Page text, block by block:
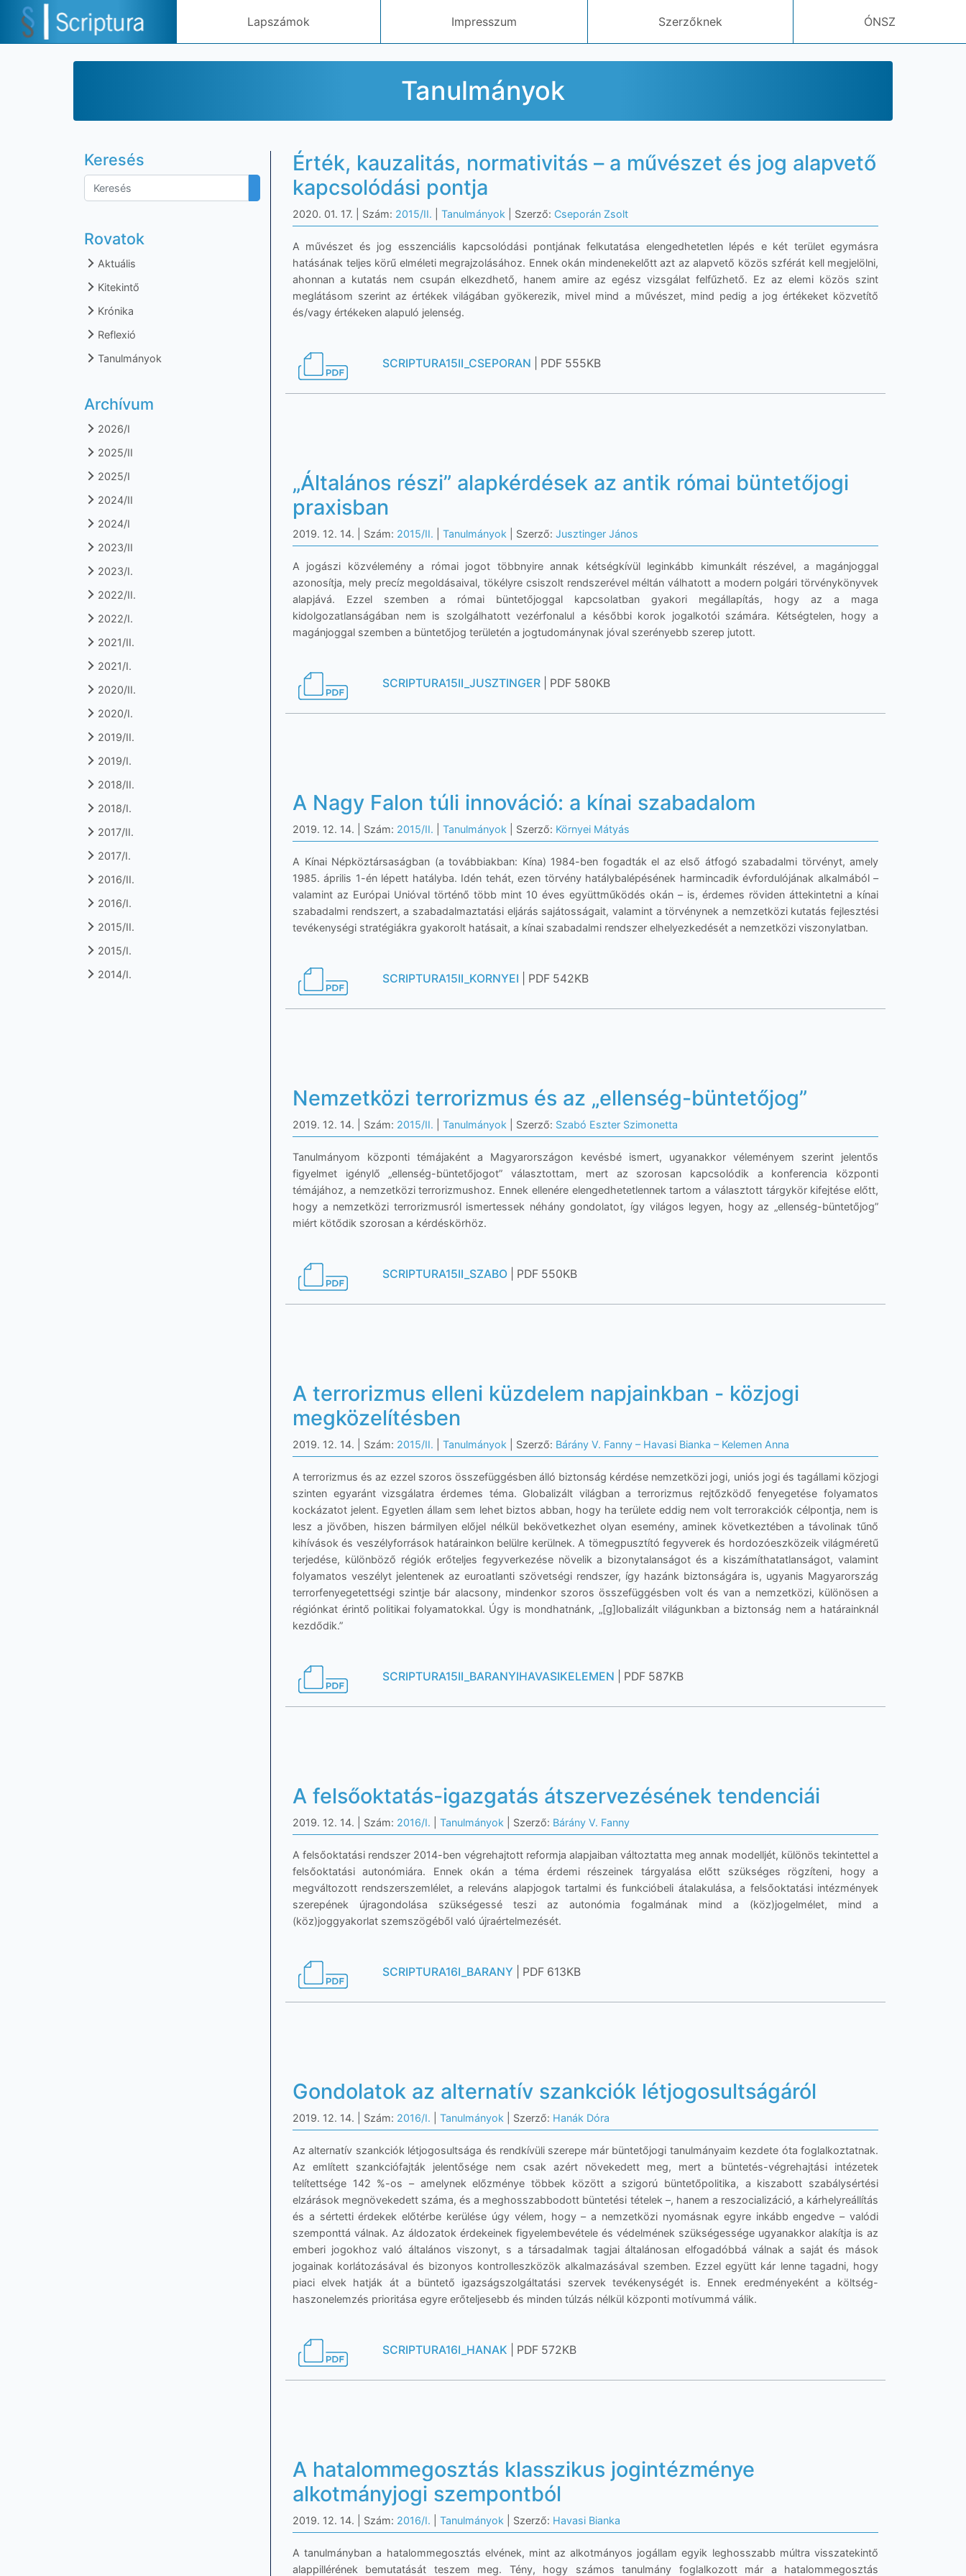
Lapszámok Impresszum Szerzőknek ÓNSZ
Tanulmányok
Keresés
Rovatok
Aktuális
Kitekintő
Krónika
Reflexió
Tanulmányok
Archívum
2026/I
2025/II
2025/I
2024/II
2024/I
2023/II
2023/I.
2022/II.
2022/I.
2021/II.
2021/I.
2020/II.
2020/I.
2019/II.
2019/I.
2018/II.
2018/I.
2017/II.
2017/I.
2016/II.
2016/I.
2015/II.
2015/I.
2014/I.
Érték, kauzalitás, normativitás – a művészet és jog alapvető
kapcsolódási pontja
2020. 01. 17. | Szám: 2015/II. Tanulmányok | Szerző: Cseporán Zsolt
A művészet és jog esszenciális kapcsolódási pontjának felkutatása elengedhetetlen lépés e két terület egymásra
hatásának teljes körű elméleti megrajzolásához. Ennek okán mindenekelőtt azt az alapvető közös szférát kell megjelölni,
ahonnan a kutatás nem csupán elkezdhető, hanem amire az egész vizsgálat felfűzhető. Ez az elemi közös szint
meglátásom szerint az értékek világában gyökerezik, mivel mind a művészet, mind pedig a jog értékeket közvetítő
és/vagy értékeken alapuló jelenség.
SCRIPTURA15II_CSEPORAN | PDF 555KB
„Általános részi” alapkérdések az antik római büntetőjogi
praxisban
2019. 12. 14. | Szám: 2015/II. Tanulmányok | Szerző: Jusztinger János
A jogászi közvélemény a római jogot többnyire annak kétségkívül leginkább kimunkált részével, a magánjoggal
azonosítja, mely precíz megoldásaival, tökélyre csiszolt rendszerével méltán válhatott a modern polgári törvénykönyvek
alapjává. Ezzel szemben a római büntetőjoggal kapcsolatban gyakori megállapítás, hogy az a maga
kidolgozatlanságában nem is szolgálhatott vezérfonalul a későbbi korok jogalkotói számára. Kétségtelen, hogy a
magánjoggal szemben a büntetőjog területén a jogtudománynak jóval szerényebb szerep jutott.
SCRIPTURA15II_JUSZTINGER | PDF 580KB
A Nagy Falon túli innováció: a kínai szabadalom
2019. 12. 14. | Szám: 2015/II. Tanulmányok | Szerző: Környei Mátyás
A Kínai Népköztársaságban (a továbbiakban: Kína) 1984-ben fogadták el az első átfogó szabadalmi törvényt, amely
1985. április 1-én lépett hatályba. Idén tehát, ezen törvény hatálybalépésének harmincadik évfordulójának alkalmából –
valamint az Európai Unióval történő több mint 10 éves együttműködés okán – is, érdemes röviden áttekintetni a kínai
szabadalmi rendszert, a szabadalmaztatási eljárás sajátosságait, valamint a törvénynek a nemzetközi kutatás fejlesztési
tevékenységi stratégiákra gyakorolt hatásait, a kínai szabadalmi rendszer elhelyezkedését a nemzetközi viszonylatban.
SCRIPTURA15II_KORNYEI | PDF 542KB
Nemzetközi terrorizmus és az „ellenség-büntetőjog”
2019. 12. 14. | Szám: 2015/II. Tanulmányok | Szerző: Szabó Eszter Szimonetta
Tanulmányom központi témájaként a Magyarországon kevésbé ismert, ugyanakkor véleményem szerint jelentős
figyelmet igénylő „ellenség-büntetőjogot” választottam, mert az szorosan kapcsolódik a konferencia központi
témájához, a nemzetközi terrorizmushoz. Ennek ellenére elengedhetetlennek tartom a választott tárgykör kifejtése előtt,
hogy a nemzetközi terrorizmusról ismertessek néhány gondolatot, így világos legyen, hogy az „ellenség-büntetőjog”
miért kötődik szorosan a kérdéskörhöz.
SCRIPTURA15II_SZABO | PDF 550KB
A terrorizmus elleni küzdelem napjainkban - közjogi
megközelítésben
2019. 12. 14. | Szám: 2015/II. Tanulmányok | Szerző: Bárány V. Fanny – Havasi Bianka – Kelemen Anna
A terrorizmus és az ezzel szoros összefüggésben álló biztonság kérdése nemzetközi jogi, uniós jogi és tagállami közjogi
szinten egyaránt vizsgálatra érdemes téma. Globalizált világban a terrorizmus rejtőzködő fenyegetése folyamatos
kockázatot jelent. Egyetlen állam sem lehet biztos abban, hogy ha területe eddig nem volt terrorakciók célpontja, nem is
lesz a jövőben, hiszen bármilyen előjel nélkül bekövetkezhet olyan esemény, aminek következtében a távolinak tűnő
kihívások és veszélyforrások határainkon belülre kerülnek. A tömegpusztító fegyverek és hordozóeszközeik világméretű
terjedése, különböző régiók erőteljes fegyverkezése növelik a bizonytalanságot és a kiszámíthatatlanságot, valamint
folyamatos veszélyt jelentenek az euroatlanti szövetségi rendszer, így hazánk biztonságára is, ugyanis Magyarország
terrorfenyegetettségi szintje bár alacsony, mindenkor szoros összefüggésben volt és van a nemzetközi, különösen a
régiónkat érintő politikai folyamatokkal. Úgy is mondhatnánk, „[g]lobalizált világunkban a biztonság nem a határainknál
kezdődik.”
SCRIPTURA15II_BARANYIHAVASIKELEMEN | PDF 587KB
A felsőoktatás-igazgatás átszervezésének tendenciái
2019. 12. 14. | Szám: 2016/I. Tanulmányok | Szerző: Bárány V. Fanny
A felsőoktatási rendszer 2014-ben végrehajtott reformja alapjaiban változtatta meg annak modelljét, különös tekintettel a
felsőoktatási autonómiára. Ennek okán a téma érdemi részeinek tárgyalása előtt szükséges rögzíteni, hogy a
megváltozott rendszerszemlélet, a releváns alapjogok tartalmi és funkcióbeli átalakulása, a felsőoktatási intézmények
szerepének újragondolása szükségessé teszi az autonómia fogalmának mind a (köz)jogelmélet, mind a
(köz)joggyakorlat szemszögéből való újraértelmezését.
SCRIPTURA16I_BARANY | PDF 613KB
Gondolatok az alternatív szankciók létjogosultságáról
2019. 12. 14. | Szám: 2016/I. Tanulmányok | Szerző: Hanák Dóra
Az alternatív szankciók létjogosultsága és rendkívüli szerepe már büntetőjogi tanulmányaim kezdete óta foglalkoztatnak.
Az említett szankciófajták jelentősége nem csak azért növekedett meg, mert a büntetés-végrehajtási intézetek
telítettsége 142 %-os – amelynek előzménye többek között a szigorú büntetőpolitika, a kiszabott szabálysértési
elzárások megnövekedett száma, és a meghosszabbodott büntetési tételek –, hanem a reszocializáció, a kárhelyreállítás
és a sértetti érdekek előtérbe kerülése úgy vélem, hogy – a nemzetközi nyomásnak egyre inkább engedve – valódi
szemponttá válnak. Az áldozatok érdekeinek figyelembevétele és védelmének szükségessége ugyanakkor alakítja is az
emberi jogokhoz való általános viszonyt, s a társadalmak tagjai általánosan elfogadóbbá válnak a saját és mások
jogainak korlátozásával és bizonyos kontrolleszközök alkalmazásával szemben. Ezzel együtt kár lenne tagadni, hogy
piaci elvek hatják át a büntető igazságszolgáltatási szervek tevékenységét is. Ennek eredményeként a költség-
haszonelemzés prioritása egyre erőteljesebb és minden túlzás nélkül központi motívummá válik.
SCRIPTURA16I_HANAK | PDF 572KB
A hatalommegosztás klasszikus jogintézménye
alkotmányjogi szempontból
2019. 12. 14. | Szám: 2016/I. Tanulmányok | Szerző: Havasi Bianka
A tanulmányban a hatalommegosztás elvének, mint az alkotmányos jogállam egyik leghosszabb múltra visszatekintő
alappillérének bemutatását teszem meg. Tény, hogy számos tanulmány foglalkozott már a hatalommegosztás